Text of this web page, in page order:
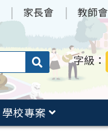
家長會 教師會
搜
送出 字級：
學校專案